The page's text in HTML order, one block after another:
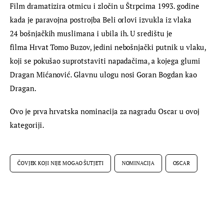
Film dramatizira otmicu i zločin u Štrpcima 1993. godine
kada je paravojna postrojba Beli orlovi izvukla iz vlaka
24 bošnjačkih muslimana i ubila ih. U središtu je
filma Hrvat Tomo Buzov, jedini nebošnjački putnik u vlaku,
koji se pokušao suprotstaviti napadačima, a kojega glumi
Dragan Mićanović. Glavnu ulogu nosi Goran Bogdan kao
Dragan.
Ovo je prva hrvatska nominacija za nagradu Oscar u ovoj
kategoriji.
ČOVJEK KOJI NIJE MOGAO ŠUTJETI NOMINACIJA OSCAR